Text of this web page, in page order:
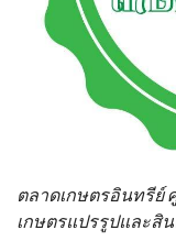
ตลาดเกษตรอินทรีย์
เกษตรแปรรูปและสิ